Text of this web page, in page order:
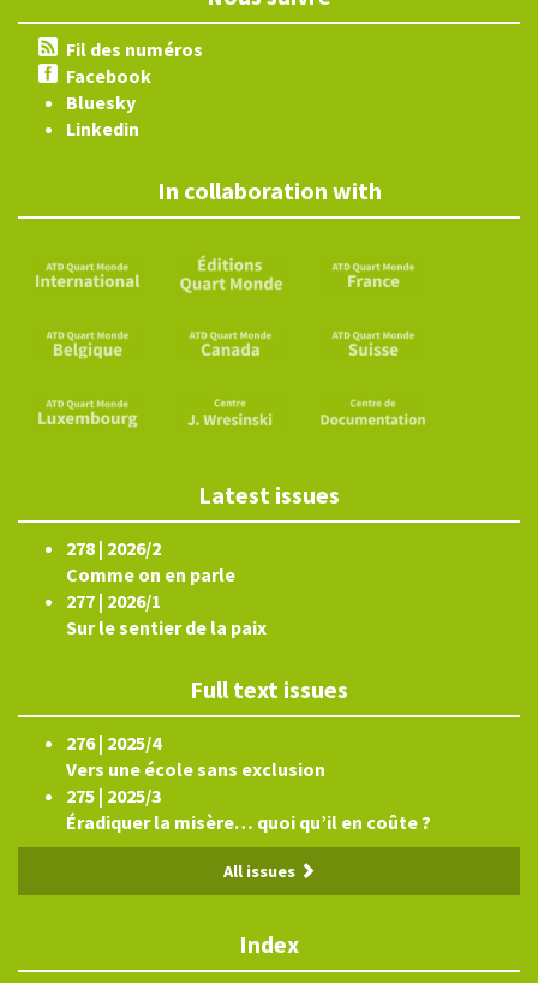
Fil des numéros
Facebook
Bluesky
Linkedin
In collaboration with
Latest issues
278 | 2026/2
Comme on en parle
277 | 2026/1
Sur le sentier de la paix
Full text issues
276 | 2025/4
Vers une école sans exclusion
275 | 2025/3
Éradiquer la misère… quoi qu’il en coûte ?
All issues
Index